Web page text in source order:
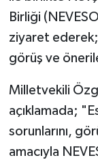
Birliği
ziyaret ederek;
görüş ve
Milletvekili
açıklamada;
sorunlarını,
amacıyla